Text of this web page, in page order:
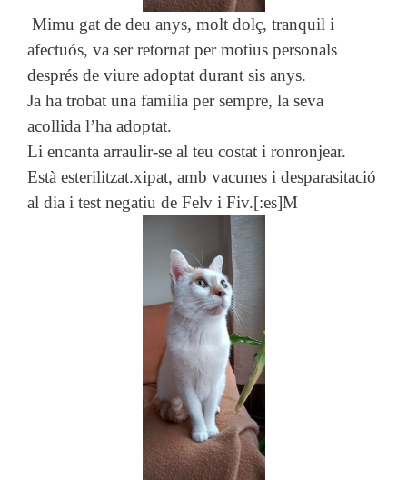
Mimu gat de deu anys, molt dolç, tranquil i
afectuós, va ser retornat per motius personals
després de viure adoptat durant sis anys.
Ja ha trobat una familia per sempre, la seva
acollida l’ha adoptat.
Li encanta arraulir-se al teu costat i ronronjear.
Està esterilitzat.xipat, amb vacunes i desparasitació
al dia i test negatiu de Felv i Fiv.[:es]M